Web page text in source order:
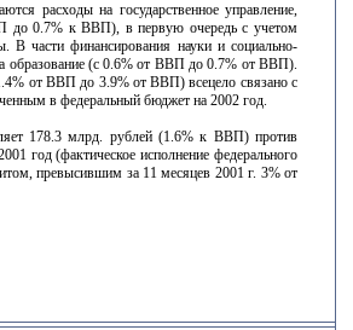
расходы на государственное управление,
до 0.7% к ВВП), в первую очередь с учетом
В части финансирования науки и социально-
образование (с 0.6% от ВВП до 0.7% от ВВП).
от ВВП до 3.9% от ВВП) всецело связано с
в федеральный бюджет на 2002 год.
178.3 млрд. рублей (1.6% к ВВП) против
год (фактическое исполнение федерального
превысившим за 11 месяцев 2001 г. 3% от